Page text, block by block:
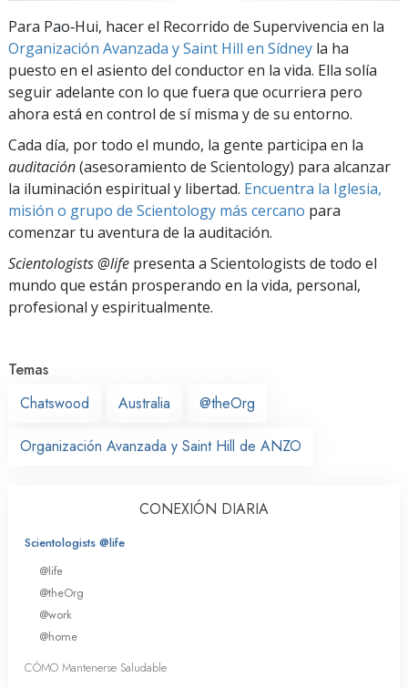
Para Pao‑Hui, hacer el Recorrido de Supervivencia en la
Organización Avanzada y Saint Hill en Sídney la ha
puesto en el asiento del conductor en la vida. Ella solía
seguir adelante con lo que fuera que ocurriera pero
ahora está en control de sí misma y de su entorno.
Cada día, por todo el mundo, la gente participa en la
auditación(asesoramiento de Scientology) para alcanzar
la iluminación espiritual y libertad. Encuentra la Iglesia,
misión o grupo de Scientology más cercano para
comenzar tu aventura de la auditación.
Scientologists @life presenta a Scientologists de todo el
mundo que están prosperando en la vida, personal,
profesional y espiritualmente.
Temas
Chatswood
Australia @theOrg
Organización Avanzada y Saint Hill de ANZO
CONEXIÓN DIARIA
Scientologists @life
@life
@theOrg
@work
@home
CÓMO Mantenerse Saludable